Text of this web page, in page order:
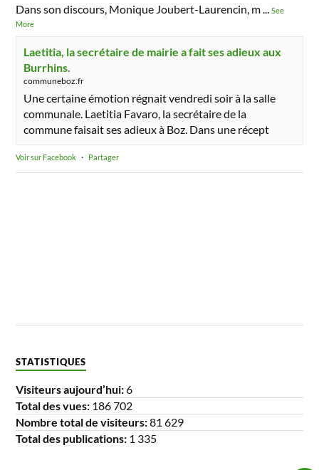
Dans son discours, Monique Joubert-Laurencin, m...See
More
Laetitia, la secrétaire de mairie a fait ses adieux aux
Burrhins.
communeboz.fr
Une certaine émotion régnait vendredi soir à la salle
communale. Laetitia Favaro, la secrétaire de la
commune faisait ses adieux à Boz. Dans une récept
Voir sur Facebook · Partager
STATISTIQUES
Visiteurs aujourd’hui:6
Total des vues: 186 702
Nombre total de visiteurs:81 629
Total des publications: 1 335